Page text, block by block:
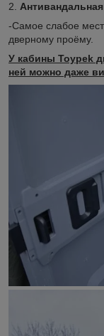
2.
-Самое слабое
дверному проёму.
У кабины Toypek
ней можно даже